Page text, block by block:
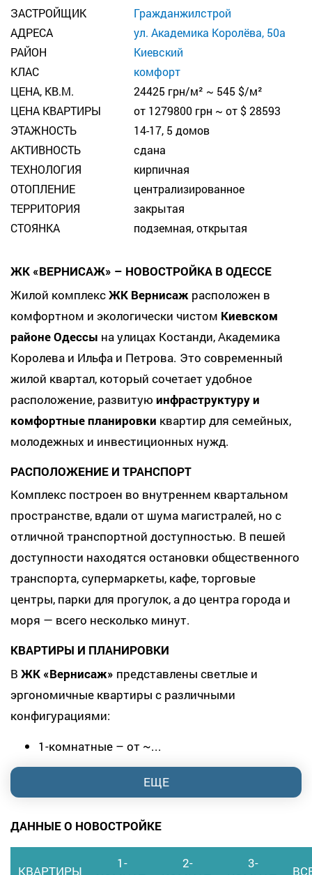
ЗАСТРОЙЩИК
Гражданжилстрой
АДРЕСА
ул. Академика Королёва, 50а
РАЙОН
Киевский
КЛАС
комфорт
ЦЕНА, КВ.М.
24425 грн/м² ~ 545 $/м²
ЦЕНА КВАРТИРЫ
от 1279800 грн ~ от $ 28593
ЭТАЖНОСТЬ
14-17, 5 домов
АКТИВНОСТЬ
сдана
ТЕХНОЛОГИЯ
кирпичная
ОТОПЛЕНИЕ
централизированное
ТЕРРИТОРИЯ
закрытая
СТОЯНКА
подземная, открытая
ЖК «ВЕРНИСАЖ» – НОВОСТРОЙКА В ОДЕССЕ
Жилой комплексЖК Вернисаж расположен в
комфортном и экологически чистом Киевском
районе Одессы на улицах Костанди, Академика
Королева и Ильфа и Петрова. Это современный
жилой квартал, который сочетает удобное
расположение, развитую инфраструктуру и
комфортные планировки квартир для семейных,
молодежных и инвестиционных нужд.
РАСПОЛОЖЕНИЕ И ТРАНСПОРТ
Комплекс построен во внутреннем квартальном
пространстве, вдали от шума магистралей, но с
отличной транспортной доступностью. В пешей
доступности находятся остановки общественного
транспорта, супермаркеты, кафе, торговые
центры, парки для прогулок, а до центра города и
моря — всего несколько минут.
КВАРТИРЫ И ПЛАНИРОВКИ
В ЖК «Вернисаж» представлены светлые и
эргономичные квартиры с различными
конфигурациями:
1-комнатные – от ~...
ЕЩЕ
ДАННЫЕ О НОВОСТРОЙКЕ
КВАРТИРЫ
1-
2-
3-